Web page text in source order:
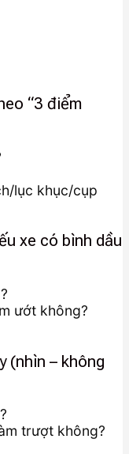
“3 điểm
lục khục/cụp
xe có bình dầu
ướt không?
(nhìn – không
trượt không?